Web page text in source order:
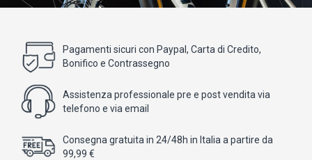
Pagamenti sicuri con Paypal, Carta di Credito,
Bonifico e Contrassegno
Assistenza professionale pre e post vendita via
telefono e via email
Consegna gratuita in 24/48h in Italia a partire da
99,99 €